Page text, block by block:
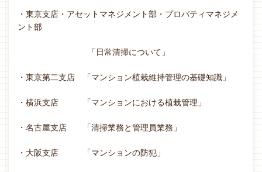
・東京支店・アセットマネジメント部・プロパティマネジメ
ント部
「日常清掃について」
・東京第二支店 「マンション植栽維持管理の基礎知識」
・横浜支店 「マンションにおける植栽管理」
・名古屋支店 「清掃業務と管理員業務」
・大阪支店 「マンションの防犯」